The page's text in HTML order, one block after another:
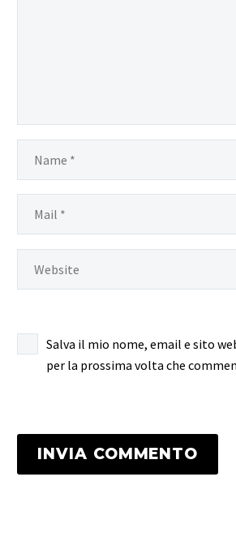
Salva il mio nome, email e sito
per la prossima volta che
INVIA COMMENTO